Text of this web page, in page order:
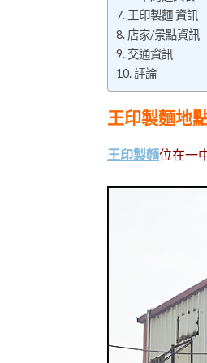
王印製麵 資訊
店家/景點資訊
交通資訊
評論
王印製麵地
王印製麵位在一